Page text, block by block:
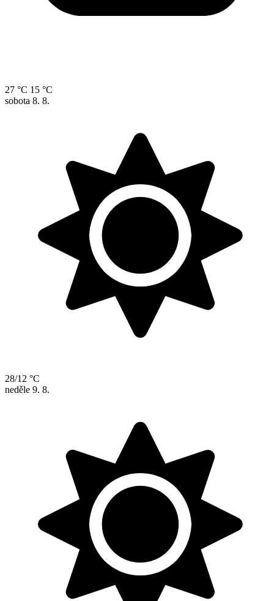
27 °C 15 °C
sobota 8. 8.
28/12 °C
neděle 9. 8.